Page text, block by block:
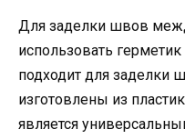
Для заделки швов
использовать
подходит для заделки
изготовлены из
является